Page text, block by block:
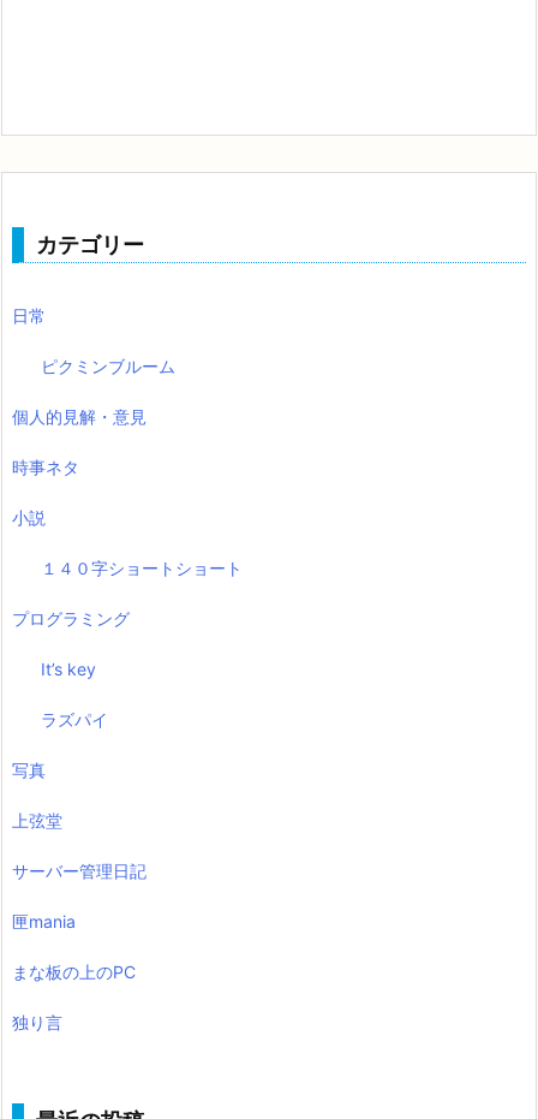
カテゴリー
日常
ピクミンブルーム
個人的見解・意見
時事ネタ
小説
１４０字ショートショート
プログラミング
It’s key
ラズパイ
写真
上弦堂
サーバー管理日記
匣mania
まな板の上のPC
独り言